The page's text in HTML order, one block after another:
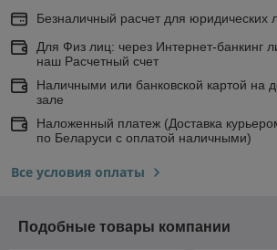
Безналичный расчет для юридических
Для Физ лиц: через Интернет-банкинг
наш Расчетный счет
Наличными или банковской картой на
зале
Наложенный платеж (Доставка
по Беларуси с оплатой наличными)
Все условия оплаты
Подобные товары компании